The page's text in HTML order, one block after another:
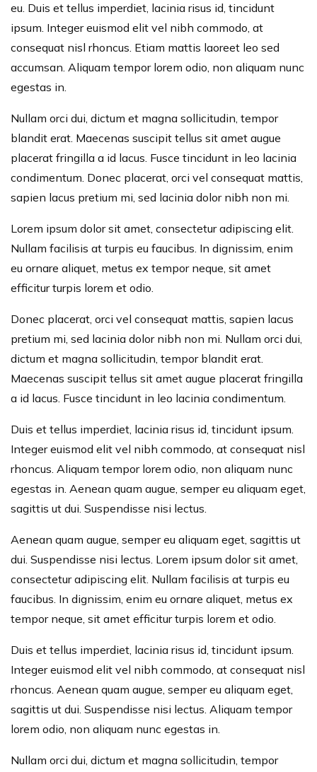
eu. Duis et tellus imperdiet, lacinia risus id, tincidunt
ipsum. Integer euismod elit vel nibh commodo, at
consequat nisl rhoncus. Etiam mattis laoreet leo sed
accumsan. Aliquam tempor lorem odio, non aliquam nunc
egestas in.
Nullam orci dui, dictum et magna sollicitudin, tempor
blandit erat. Maecenas suscipit tellus sit amet augue
placerat fringilla a id lacus. Fusce tincidunt in leo lacinia
condimentum. Donec placerat, orci vel consequat mattis,
sapien lacus pretium mi, sed lacinia dolor nibh non mi.
Lorem ipsum dolor sit amet, consectetur adipiscing elit.
Nullam facilisis at turpis eu faucibus. In dignissim, enim
eu ornare aliquet, metus ex tempor neque, sit amet
efficitur turpis lorem et odio.
Donec placerat, orci vel consequat mattis, sapien lacus
pretium mi, sed lacinia dolor nibh non mi. Nullam orci dui,
dictum et magna sollicitudin, tempor blandit erat.
Maecenas suscipit tellus sit amet augue placerat fringilla
a id lacus. Fusce tincidunt in leo lacinia condimentum.
Duis et tellus imperdiet, lacinia risus id, tincidunt ipsum.
Integer euismod elit vel nibh commodo, at consequat nisl
rhoncus. Aliquam tempor lorem odio, non aliquam nunc
egestas in. Aenean quam augue, semper eu aliquam eget,
sagittis ut dui. Suspendisse nisi lectus.
Aenean quam augue, semper eu aliquam eget, sagittis ut
dui. Suspendisse nisi lectus. Lorem ipsum dolor sit amet,
consectetur adipiscing elit. Nullam facilisis at turpis eu
faucibus. In dignissim, enim eu ornare aliquet, metus ex
tempor neque, sit amet efficitur turpis lorem et odio.
Duis et tellus imperdiet, lacinia risus id, tincidunt ipsum.
Integer euismod elit vel nibh commodo, at consequat nisl
rhoncus. Aenean quam augue, semper eu aliquam eget,
sagittis ut dui. Suspendisse nisi lectus. Aliquam tempor
lorem odio, non aliquam nunc egestas in.
Nullam orci dui, dictum et magna sollicitudin, tempor